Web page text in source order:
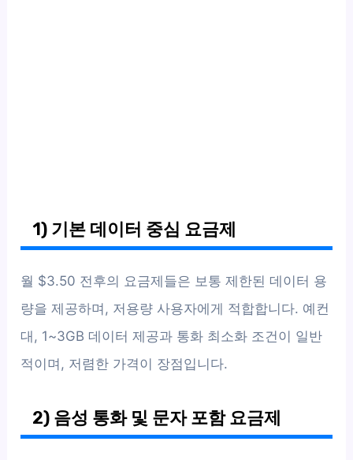
1) 기본 데이터 중심 요금제
월 $3.50 전후의 요금제들은 보통 제한된 데이터 용
량을 제공하며, 저용량 사용자에게 적합합니다. 예컨
대, 1~3GB 데이터 제공과 통화 최소화 조건이 일반
적이며, 저렴한 가격이 장점입니다.
2) 음성 통화 및 문자 포함 요금제